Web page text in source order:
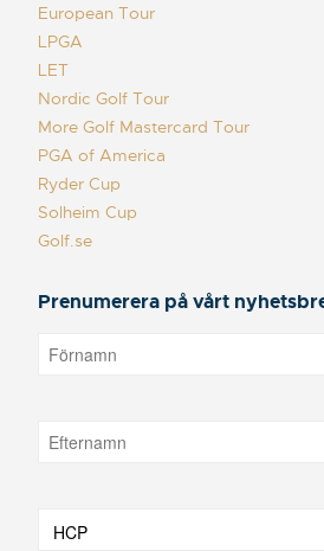
European Tour
LPGA
LET
Nordic Golf Tour
More Golf Mastercard Tour
PGA of America
Ryder Cup
Solheim Cup
Golf.se
Prenumerera på vårt